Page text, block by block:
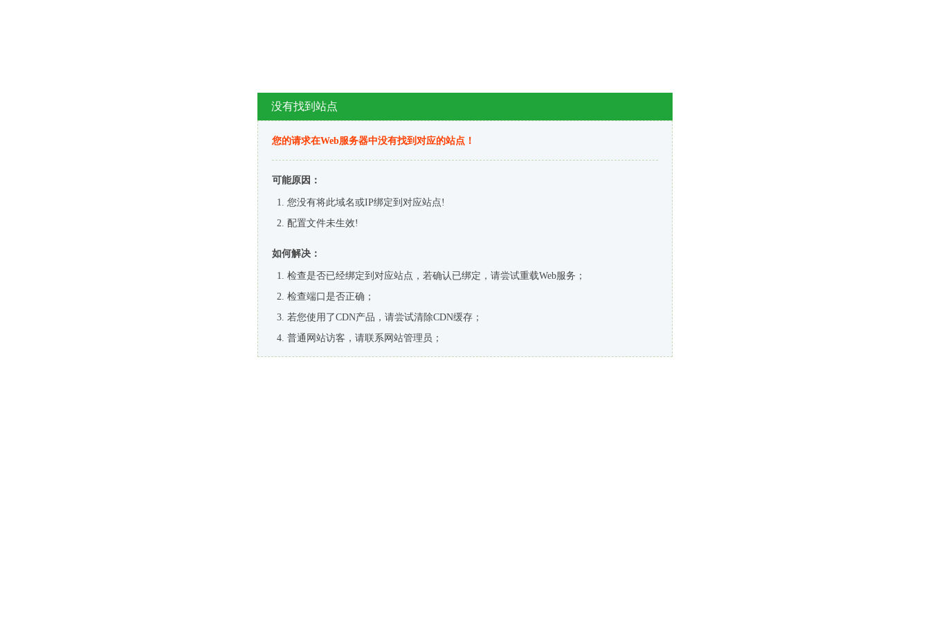
没有找到站点
您的请求在Web服务器中没有找到对应的站点！
可能原因：
您没有将此域名或IP绑定到对应站点!
配置文件未生效!
如何解决：
检查是否已经绑定到对应站点，若确认已绑定，请尝试重载Web服务；
检查端口是否正确；
若您使用了CDN产品，请尝试清除CDN缓存；
普通网站访客，请联系网站管理员；